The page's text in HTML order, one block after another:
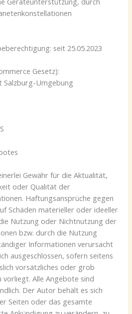
seit 25.05.2023
Gesetz):
Salzburg-Umgebung
Gewähr für die Aktualität,
oder Qualität der
Haftungsansprüche gegen
Schäden materieller oder ideeller
Nutzung oder Nichtnutzung der
bzw. durch die Nutzung
Informationen verursacht
ausgeschlossen, sofern seitens
vorsätzliches oder grob
vorliegt. Alle Angebote sind
Der Autor behält es sich
Seiten oder das gesamte